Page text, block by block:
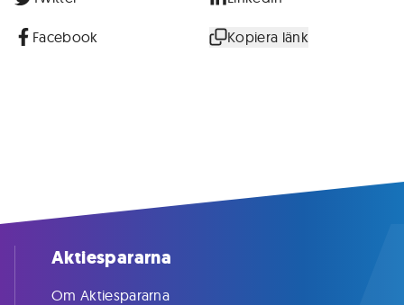
Facebook Kopiera länk
Aktiespararna
Om Aktiespararna